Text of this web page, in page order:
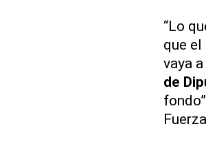
“Lo
que el
vaya
de